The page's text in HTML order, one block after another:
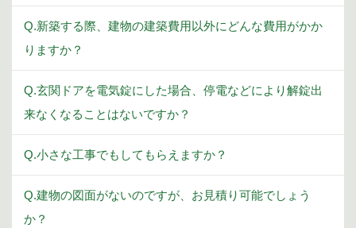
Q.新築する際、建物の建築費用以外にどんな費用がかか
りますか？
Q.玄関ドアを電気錠にした場合、停電などにより解錠出
来なくなることはないですか？
Q.小さな工事でもしてもらえますか？
Q.建物の図面がないのですが、お見積り可能でしょう
か？